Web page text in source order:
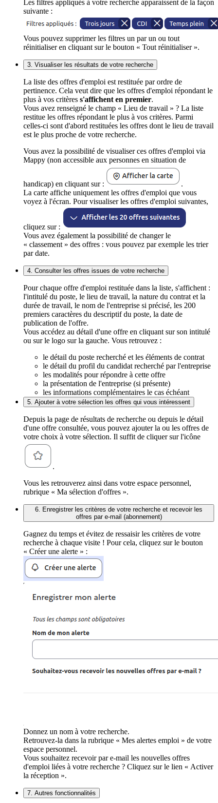
Les filtres appliqués à votre recherche apparaissent de la façon
suivante :
Vous pouvez supprimer les filtres un par un ou tout
réinitialiser en cliquant sur le bouton « Tout réinitialiser ».
3. Visualiser les résultats de votre recherche
La liste des offres d'emploi est restituée par ordre de
pertinence. Cela veut dire que les offres d'emploi répondant le
plus à vos critères s'affichent en premier.
Vous avez renseigné le champ « Lieu de travail » ? La liste
restitue les offres répondant le plus à vos critères. Parmi
celles-ci sont d'abord restituées les offres dont le lieu de travail
est le plus proche de votre recherche.
Vous avez la possibilité de visualiser ces offres d'emploi via
Mappy (non accessible aux personnes en situation de
handicap) en cliquant sur :
.
La carte affiche uniquement les offres d'emploi que vous
voyez à l'écran. Pour visualiser les offres d'emploi suivantes,
cliquez sur :
Vous avez également la possibilité de changer le
« classement » des offres : vous pouvez par exemple les trier
par date.
4. Consulter les offres issues de votre recherche
Pour chaque offre d'emploi restituée dans la liste, s'affichent :
l'intitulé du poste, le lieu de travail, la nature du contrat et la
durée de travail, le nom de l'entreprise si précisé, les 200
premiers caractères du descriptif du poste, la date de
publication de l'offre.
Vous accédez au détail d'une offre en cliquant sur son intitulé
ou sur le logo sur la gauche. Vous retrouvez :
le détail du poste recherché et les éléments de contrat
le détail du profil du candidat recherché par l'entreprise
les modalités pour répondre à cette offre
la présentation de l'entreprise (si présente)
les informations complémentaires le cas échéant
5. Ajouter à votre sélection les offres qui vous intéressent
Depuis la page de résultats de recherche ou depuis le détail
d'une offre consultée, vous pouvez ajouter la ou les offres de
votre choix à votre sélection. Il suffit de cliquer sur l'icône
.
Vous les retrouverez ainsi dans votre espace personnel,
rubrique « Ma sélection d'offres ».
6. Enregistrer les critères de votre recherche et recevoir les
offres par e-mail (abonnement)
Gagnez du temps et évitez de ressaisir les critères de votre
recherche à chaque visite ! Pour cela, cliquez sur le bouton
« Créer une alerte » :
Donnez un nom à votre recherche.
Retrouvez-la dans la rubrique « Mes alertes emploi » de votre
espace personnel.
Vous souhaitez recevoir par e-mail les nouvelles offres
d'emploi liées à votre recherche ? Cliquez sur le lien « Activer
la réception ».
7. Autres fonctionnalités